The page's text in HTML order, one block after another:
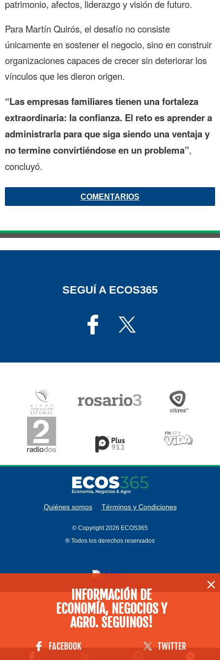
patrimonio, afectos, liderazgo y visión de futuro.
Para Martín Quirós, el desafío no consiste
únicamente en sostener el negocio, sino en construir
organizaciones capaces de crecer sin deteriorar los
vínculos que les dieron origen.
“Las empresas familiares tienen una fortaleza
extraordinaria: la confianza. El reto es aprender a
administrarla para que siga siendo una ventaja y
no termine convirtiéndose en un problema”,
concluyó.
COMENTARIOS
SEGUÍ A ECOS365
Quiénes somos · Términos y Condiciones
© Copyright 2026 ECOS365
® Todos los derechos reservados
INFORMACIÓN DE
ECONOMÍA, NEGOCIOS Y
AGRO. SEGUINOS!
FACEBOOK TWITTER